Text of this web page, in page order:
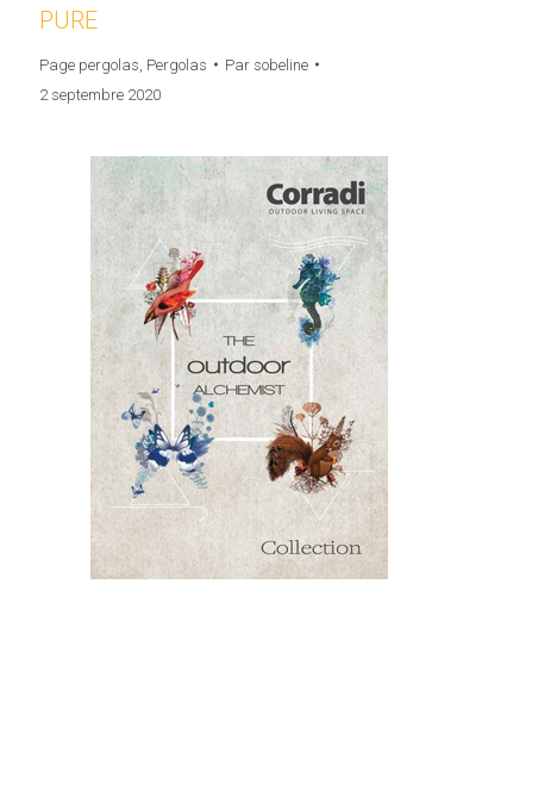
PURE
Page pergolas Pergolas Par sobeline
2 septembre 2020